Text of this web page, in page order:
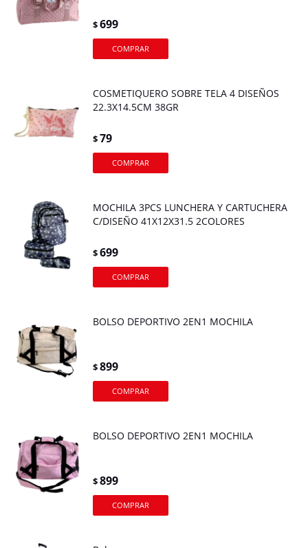
$699
COSMETIQUERO SOBRE TELA 4 DISEÑOS
22.3X14.5CM 38GR
$79
MOCHILA 3PCS LUNCHERA Y CARTUCHERA
C/DISEÑO 41X12X31.5 2COLORES
$699
BOLSO DEPORTIVO 2EN1 MOCHILA
$899
BOLSO DEPORTIVO 2EN1 MOCHILA
$899